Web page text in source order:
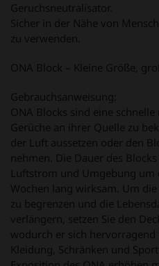
Geruchsneutralisator.
Sicher in der Nähe von
zu verwenden.
ONA Block – Kleine Größe,
Gebrauchsanweisung:
ONA Blocks sind eine
Gerüche an ihrer Quelle zu
der Luft aussetzen oder den
nehmen. Die Dauer des
Luftstrom und Umgebung um
Wochen lang wirksam. Um
zu begrenzen und die
verlängern, setzen Sie den
wodurch er sich
Kleidung, Schränken und